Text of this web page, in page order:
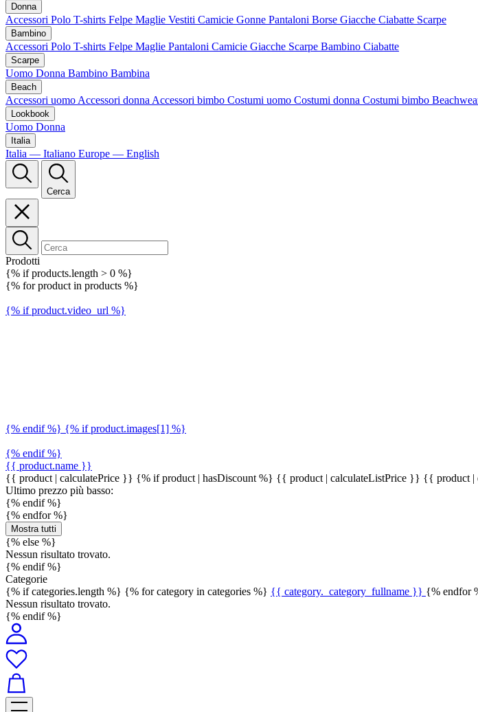
Donna
Accessori Polo T-shirts Felpe Maglie Vestiti Camicie Gonne Pantaloni Borse Giacche Ciabatte Scarpe
Bambino
Accessori Polo T-shirts Felpe Maglie Pantaloni Camicie Giacche Scarpe Bambino Ciabatte
Scarpe
Uomo Donna Bambino Bambina
Beach
Accessori uomoAccessori donnaAccessori bimbo Costumi uomo Costumi donna Costumi bimbo
Lookbook
Uomo Donna
Italia
Italia — Italiano Europe — English
Cerca
Prodotti
{% if products.length > 0 %}
{% for product in products %}
{% if product.video_url %}
{% endif %} {% if product.images[1] %}
{% endif %}
{{ product.name }}
{{ product | calculatePrice }} {% if product | hasDiscount %} {{ product | calculateListPrice }} {{ product |
Ultimo prezzo più basso:
{% endif %}
{% endfor %}
Mostra tutti
{% else %}
Nessun risultato trovato.
{% endif %}
Categorie
{% if categories.length %} {% for category in categories %} {{ category._category_fullname }} {% endfor
Nessun risultato trovato.
{% endif %}